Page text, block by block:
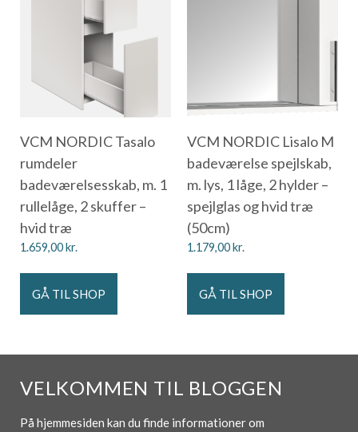
VCM NORDIC Tasalo
rumdeler
badeværelsesskab, m. 1
rullelåge, 2 skuffer –
hvid træ
1.659,00kr.
GÅ TIL SHOP
VCM NORDIC Lisalo M
badeværelse spejlskab,
m. lys, 1 låge, 2 hylder –
spejlglas og hvid træ
(50cm)
1.179,00kr.
GÅ TIL SHOP
VELKOMMEN TIL BLOGGEN
På hjemmesiden kan du finde informationer om